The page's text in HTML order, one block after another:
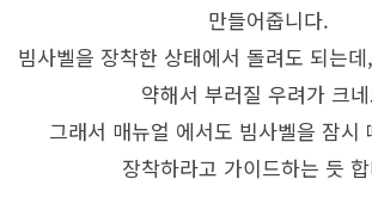
만들어줍니다.
빔사벨을 장착한 상태에서 돌려도 되는
약해서 부러질 우려가 크
그래서 매뉴얼 에서도 빔사벨을 잠시
장착하라고 가이드하는 듯